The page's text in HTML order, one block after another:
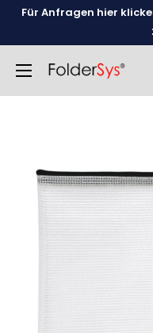
WeiterFür Anfragen hier